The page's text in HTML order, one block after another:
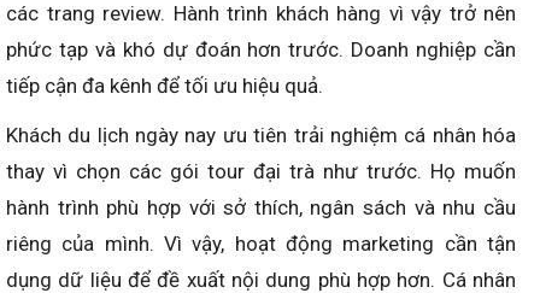
các trang review. Hành trình khách hàng vì vậy trở nên
phức tạp và khó dự đoán hơn trước. Doanh nghiệp cần
tiếp cận đa kênh để tối ưu hiệu quả.
Khách du lịch ngày nay ưu tiên trải nghiệm cá nhân hóa
thay vì chọn các gói tour đại trà như trước. Họ muốn
hành trình phù hợp với sở thích, ngân sách và nhu cầu
riêng của mình. Vì vậy, hoạt động marketing cần tận
dụng dữ liệu để đề xuất nội dung phù hợp hơn. Cá nhân